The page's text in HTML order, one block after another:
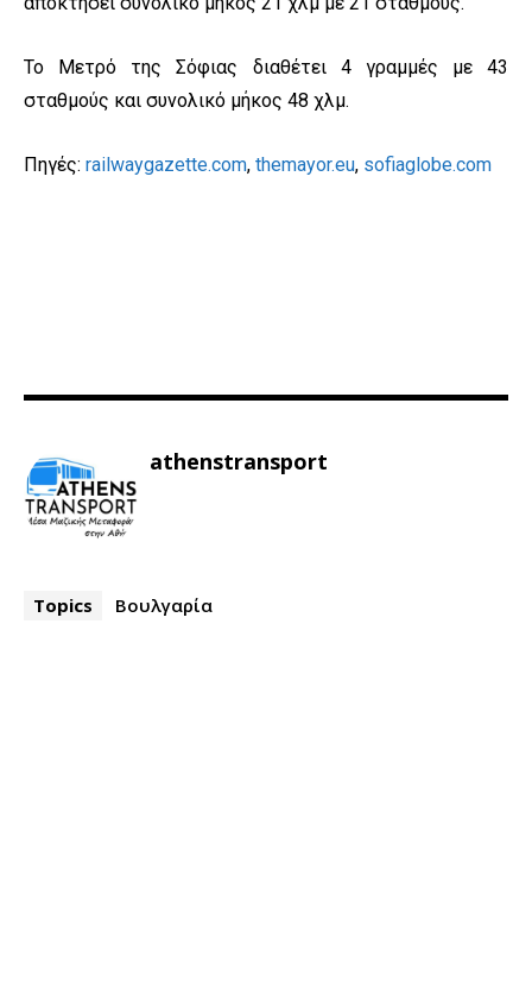
Το Μετρό της Σόφιας διαθέτει 4 γραμμές με 43
σταθμούς και συνολικό μήκος 48 χλμ.
Πηγές: railwaygazette.com, themayor.eu, sofiaglobe.com
athenstransport
Topics Βουλγαρία